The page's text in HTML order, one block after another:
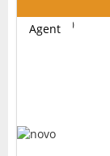
Agent